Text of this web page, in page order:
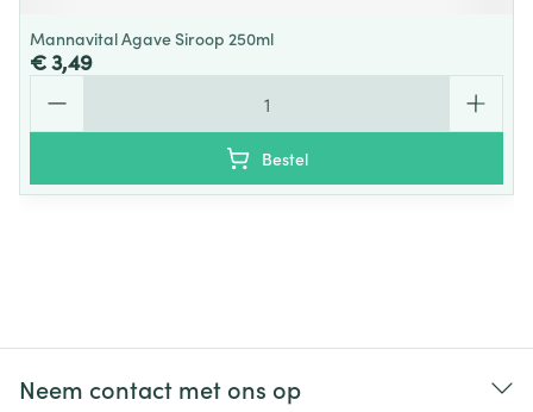
Mannavital Agave Siroop 250ml
€ 3,49
Bestel
Neem contact met ons op